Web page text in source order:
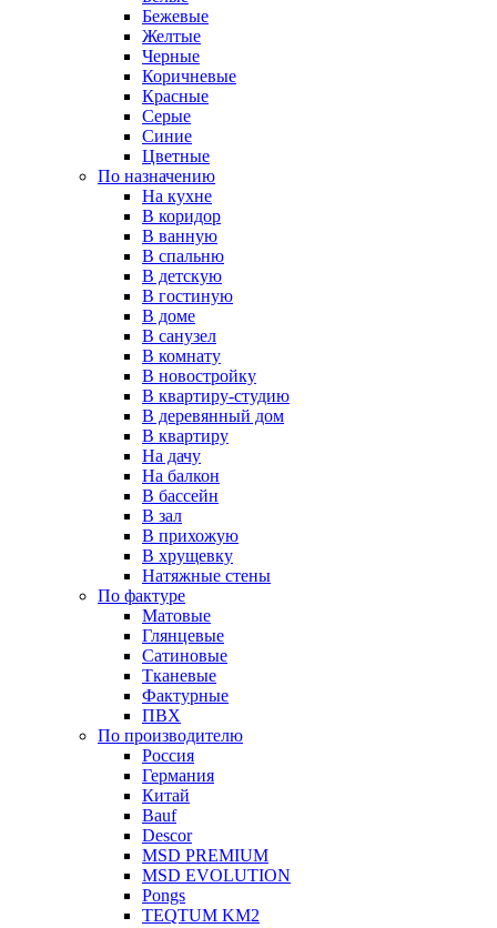
Бежевые
Желтые
Черные
Коричневые
Красные
Серые
Синие
Цветные
По назначению
На кухне
В коридор
В ванную
В спальню
В детскую
В гостиную
В доме
В санузел
В комнату
В новостройку
В квартиру-студию
В деревянный дом
В квартиру
На дачу
На балкон
В бассейн
В зал
В прихожую
В хрущевку
Натяжные стены
По фактуре
Матовые
Глянцевые
Сатиновые
Тканевые
Фактурные
ПВХ
По производителю
Россия
Германия
Китай
Вauf
Descor
MSD PREMIUM
MSD EVOLUTION
Pongs
TEQTUM KM2